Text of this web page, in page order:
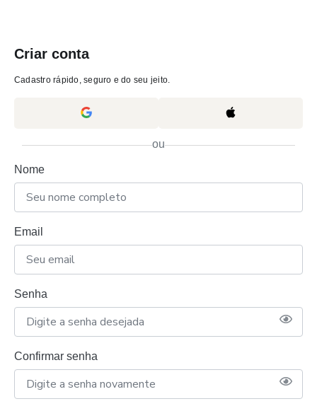
Criar conta
Cadastro rápido, seguro e do seu jeito.
ou
Nome
Email
Senha
Confirmar senha